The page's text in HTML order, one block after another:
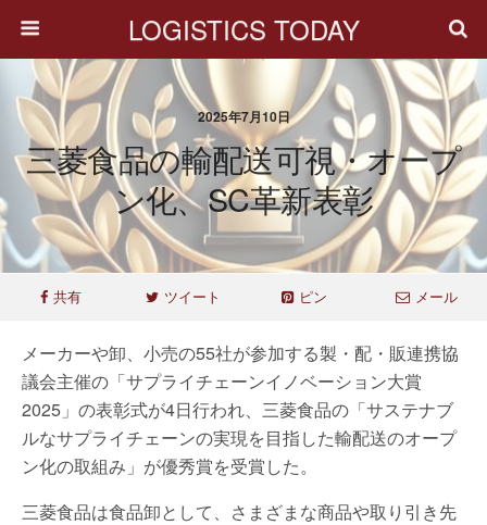
LOGISTICS TODAY
2025年7月10日
三菱食品の輸配送可視・オープ
ン化、SC革新表彰
共有 ツイート ピン メール
メーカーや卸、小売の55社が参加する製・配・販連携協
議会主催の「サプライチェーンイノベーション大賞
2025」の表彰式が4日行われ、三菱食品の「サステナブ
ルなサプライチェーンの実現を目指した輸配送のオープ
ン化の取組み」が優秀賞を受賞した。
三菱食品は食品卸として、さまざまな商品や取り引き先